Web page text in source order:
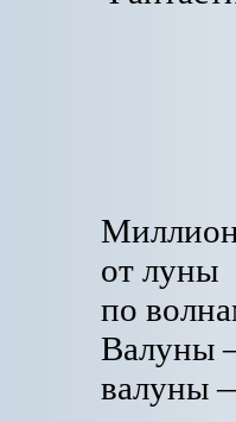
от луны
по
Валуны
валуны